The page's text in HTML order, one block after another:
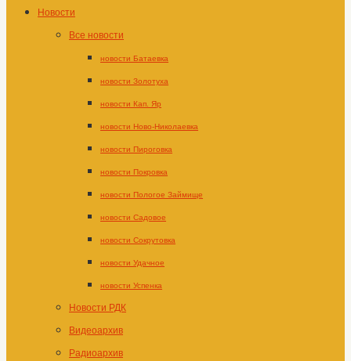
Новости
Все новости
новости Батаевка
новости Золотуха
новости Кап. Яр
новости Ново-Николаевка
новости Пироговка
новости Покровка
новости Пологое Займище
новости Садовое
новости Сокрутовка
новости Удачное
новости Успенка
Новости РДК
Видеоархив
Радиоархив